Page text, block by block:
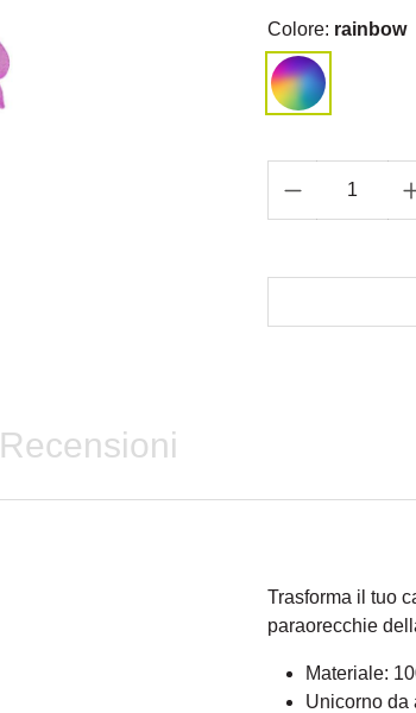
Colore: rainbow
Recensioni
Trasforma il tuo
paraorecchie
Materiale:
Unicorno da